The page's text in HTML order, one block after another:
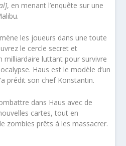
, en menant l’enquête sur une
les joueurs dans une toute
le cercle secret et
milliardaire luttant pour survivre
Haus est le modèle d’un
prédit son chef Konstantin.
dans Haus avec de
cartes, tout en
zombies prêts à les massacrer.